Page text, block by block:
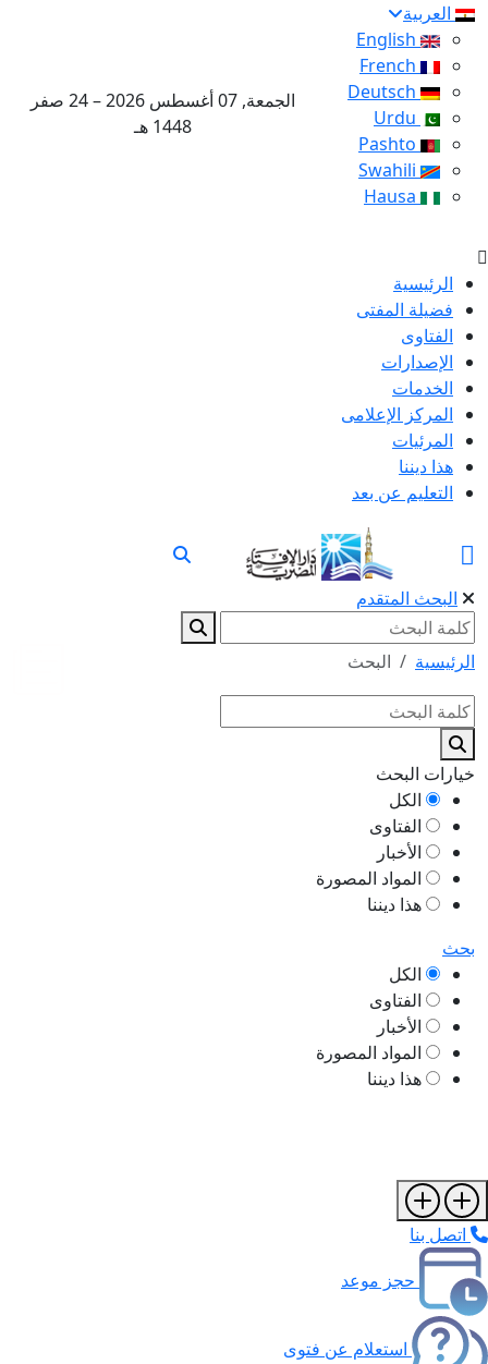
العربية
الجمعة, 07 أغسطس 2026 – 24 صفر
1448 هـ
الرئيسية
فضيلة المفتى
الفتاوى
الإصدارات
الخدمات
المركز الإعلامى
المرئيات
هذا ديننا
التعليم عن بعد
البحث المتقدم
الرئيسية البحث
خيارات البحث
الكل
الفتاوى
الأخبار
المواد المصورة
هذا ديننا
بحث
الكل
الفتاوى
الأخبار
المواد المصورة
هذا ديننا
اتصل بنا
حجز موعد
استعلام عن فتوى